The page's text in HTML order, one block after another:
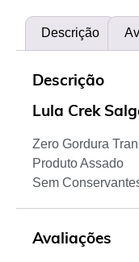
Descrição
Descrição
Lula Crek
Zero Gordura
Produto Assado
Sem
Avaliações